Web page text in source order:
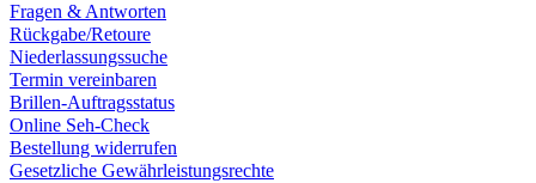
Fragen & Antworten
Rückgabe/Retoure
Niederlassungssuche
Termin vereinbaren
Brillen-Auftragsstatus
Online Seh-Check
Bestellung widerrufen
Gesetzliche Gewährleistungsrechte